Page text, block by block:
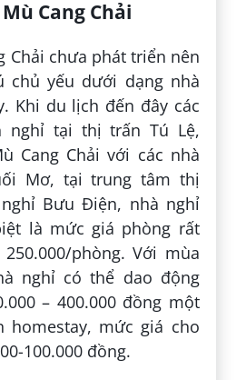
Cang Chải
Chải chưa phát triển nên
chủ yếu dưới dạng nhà
Khi du lịch đến đây các
nghỉ tại thị trấn Tú Lệ,
Cang Chải với các nhà
Mơ, tại trung tâm thị
Bưu Điện, nhà nghỉ
là mức giá phòng rất
phòng. Với mùa
nghỉ có thể dao động
– 400.000 đồng một
homestay, mức giá cho
100.000 đồng.